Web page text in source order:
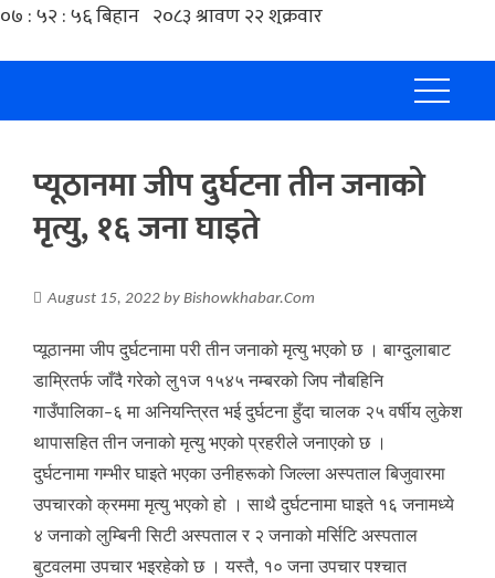
प्यूठानमा जीप दुर्घटना तीन जनाको
मृत्यु, १६ जना घाइते
August 15, 2022 by Bishowkhabar.Com
प्यूठानमा जीप दुर्घटनामा परी तीन जनाको मृत्यु भएको छ । बाग्दुलाबाट
डाम्रितर्फ जाँदै गरेको लु१ज १५४५ नम्बरको जिप नौबहिनि
गाउँपालिका–६ मा अनियन्त्रित भई दुर्घटना हुँदा चालक २५ वर्षीय लुकेश
थापासहित तीन जनाको मृत्यु भएको प्रहरीले जनाएको छ ।
दुर्घटनामा गम्भीर घाइते भएका उनीहरूको जिल्ला अस्पताल बिजुवारमा
उपचारको क्रममा मृत्यु भएको हो । साथै दुर्घटनामा घाइते १६ जनामध्ये
४ जनाको लुम्बिनी सिटी अस्पताल र २ जनाको मर्सिटि अस्पताल
बुटवलमा उपचार भइरहेको छ । यस्तै, १० जना उपचार पश्चात